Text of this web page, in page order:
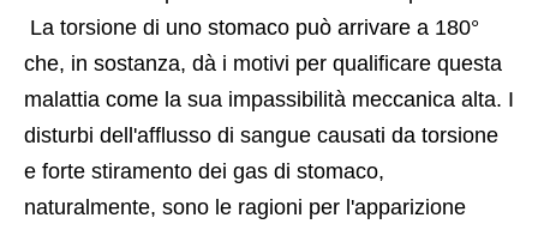
che, in sostanza, dà i motivi per qualificare questa
malattia come la sua impassibilità meccanica alta. I
disturbi dell'afflusso di sangue causati da torsione
e forte stiramento dei gas di stomaco,
naturalmente, sono le ragioni per l'apparizione